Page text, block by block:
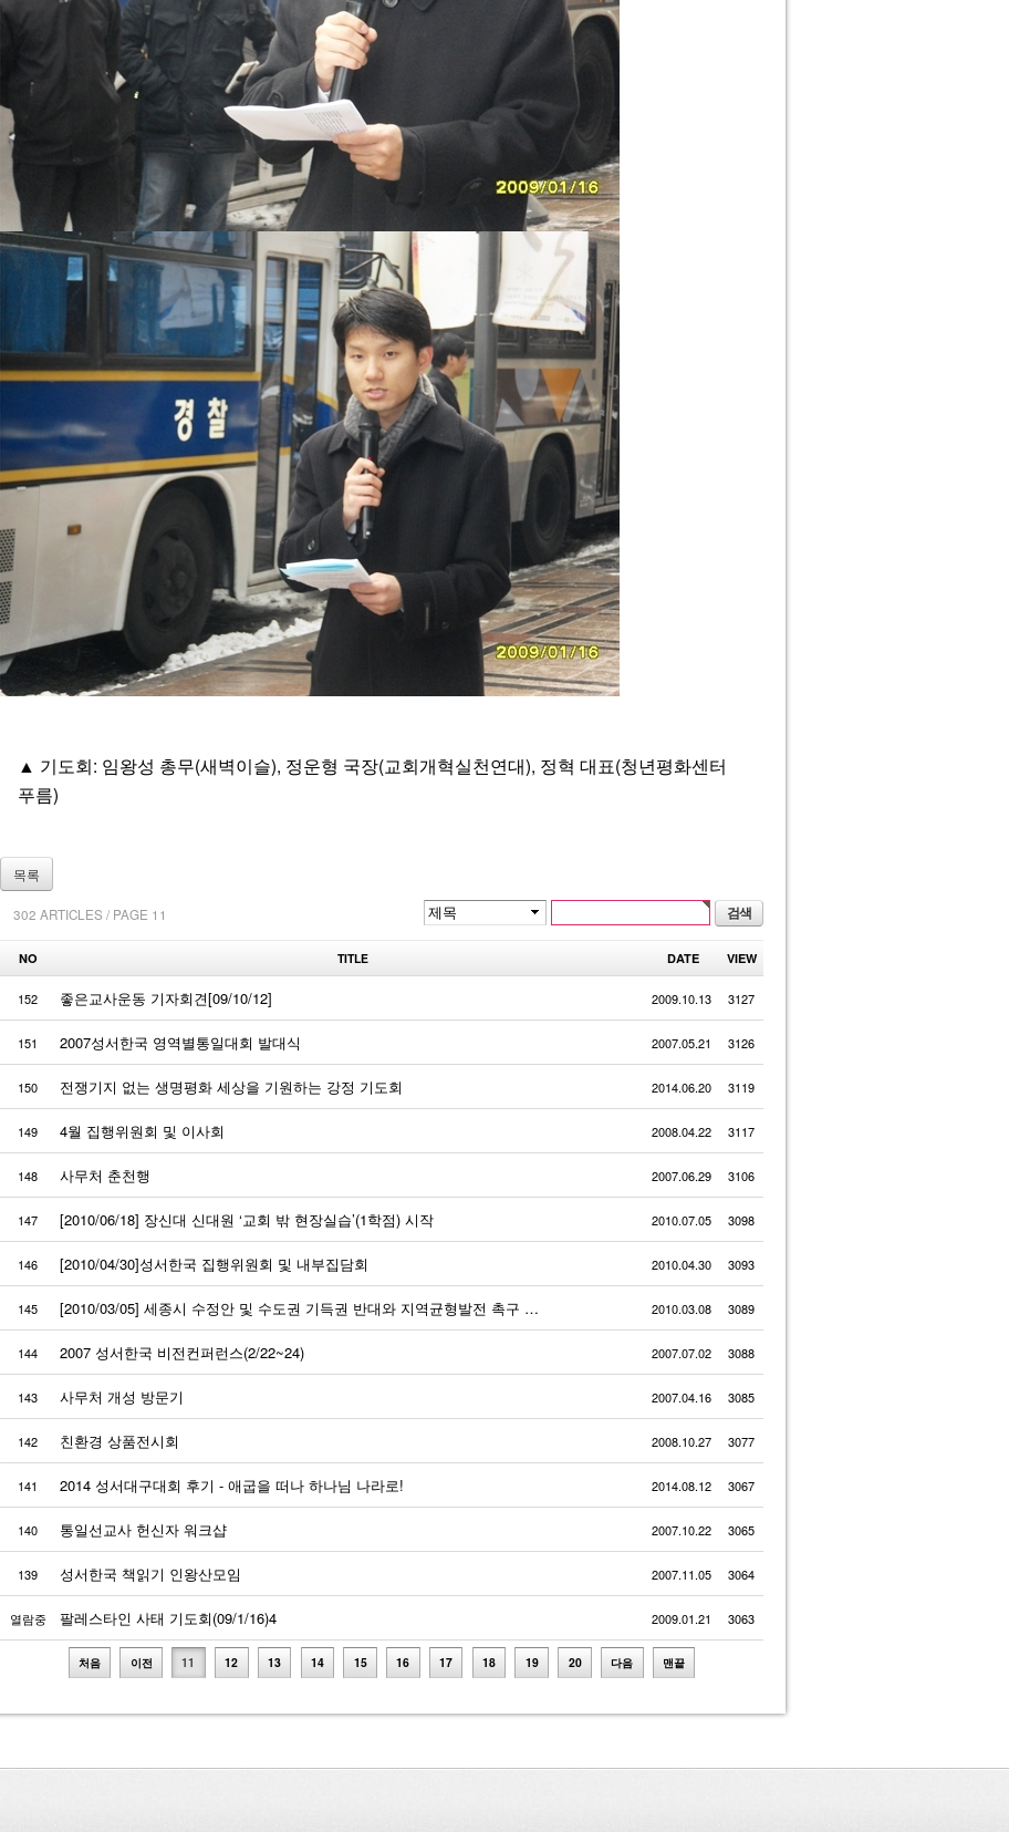
▲ 기도회: 임왕성 총무(새벽이슬), 정운형 국장(교회개혁실천연대), 정혁 대표(청년평화센터
푸름)
목록
302 ARTICLES / PAGE 11
NO TITLE DATE VIEW
152 좋은교사운동 기자회견[09/10/12] 2009.10.13 3127
151 2007성서한국 영역별통일대회 발대식 2007.05.21 3126
150 전쟁기지 없는 생명평화 세상을 기원하는 강정 기도회 2014.06.20 3119
149 4월 집행위원회 및 이사회 2008.04.22 3117
148 사무처 춘천행 2007.06.29 3106
147 [2010/06/18] 장신대 신대원 ‘교회 밖 현장실습’(1학점) 시작 2010.07.05 3098
146 [2010/04/30]성서한국 집행위원회 및 내부집담회 2010.04.30 3093
145 [2010/03/05] 세종시 수정안 및 수도권 기득권 반대와 지역균형발전 촉구 … 2010.03.08 3089
144 2007 성서한국 비전컨퍼런스(2/22~24) 2007.07.02 3088
143 사무처 개성 방문기 2007.04.16 3085
142 친환경 상품전시회 2008.10.27 3077
141 2014 성서대구대회 후기 - 애굽을 떠나 하나님 나라로! 2014.08.12 3067
140 통일선교사 헌신자 워크샵 2007.10.22 3065
139 성서한국 책읽기 인왕산모임 2007.11.05 3064
열람중 팔레스타인 사태 기도회(09/1/16)4 2009.01.21 3063
처음 이전 11 12 13 14 15 16 17 18 19 20 다음 맨끝